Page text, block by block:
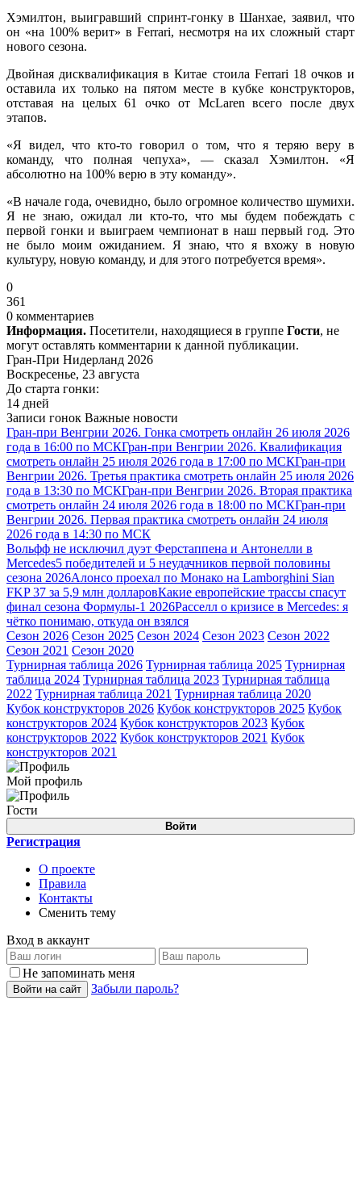
Хэмилтон, выигравший спринт-гонку в Шанхае, заявил, что
он «на 100% верит» в Ferrari, несмотря на их сложный старт
нового сезона.
Двойная дисквалификация в Китае стоила Ferrari 18 очков и
оставила их только на пятом месте в кубке конструкторов,
отставая на целых 61 очко от McLaren всего после двух
этапов.
«Я видел, что кто-то говорил о том, что я теряю веру в
команду, что полная чепуха», — сказал Хэмилтон. «Я
абсолютно на 100% верю в эту команду».
«В начале года, очевидно, было огромное количество шумихи.
Я не знаю, ожидал ли кто-то, что мы будем побеждать с
первой гонки и выиграем чемпионат в наш первый год. Это
не было моим ожиданием. Я знаю, что я вхожу в новую
культуру, новую команду, и для этого потребуется время».
0
361
0 комментариев
Информация. Посетители, находящиеся в группе Гости, не
могут оставлять комментарии к данной публикации.
Гран-При Нидерланд 2026
Воскресенье, 23 августа
До старта гонки:
14 дней
Записи гонок Важные новости
Гран-при Венгрии 2026. Гонка смотреть онлайн 26 июля 2026
года в 16:00 по МСКГран-при Венгрии 2026. Квалификация
смотреть онлайн 25 июля 2026 года в 17:00 по МСКГран-при
Венгрии 2026. Третья практика смотреть онлайн 25 июля 2026
года в 13:30 по МСКГран-при Венгрии 2026. Вторая практика
смотреть онлайн 24 июля 2026 года в 18:00 по МСКГран-при
Венгрии 2026. Первая практика смотреть онлайн 24 июля
2026 года в 14:30 по МСК
Вольфф не исключил дуэт Ферстаппена и Антонелли в
Mercedes5 победителей и 5 неудачников первой половины
сезона 2026Алонсо проехал по Монако на Lamborghini Sian
FKP 37 за 5,9 млн долларовКакие европейские трассы спасут
финал сезона Формулы-1 2026Расселл о кризисе в Mercedes: я
чётко понимаю, откуда он взялся
Сезон 2026 Сезон 2025 Сезон 2024 Сезон 2023 Сезон 2022
Сезон 2021 Сезон 2020
Турнирная таблица 2026 Турнирная таблица 2025 Турнирная
таблица 2024 Турнирная таблица 2023 Турнирная таблица
2022 Турнирная таблица 2021 Турнирная таблица 2020
Кубок конструкторов 2026 Кубок конструкторов 2025 Кубок
конструкторов 2024 Кубок конструкторов 2023 Кубок
конструкторов 2022 Кубок конструкторов 2021 Кубок
конструкторов 2021
Мой профиль
Гости
Войти
Регистрация
О проекте
Правила
Контакты
Сменить тему
Вход в аккаунт
Не запоминать меня
Войти на сайт Забыли пароль?